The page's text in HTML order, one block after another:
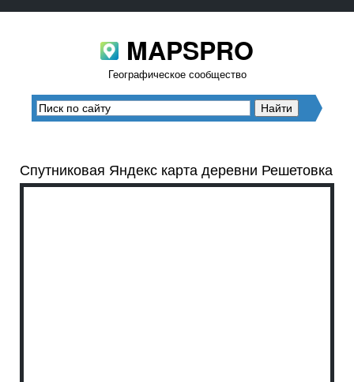
MAPSPRO
Географическое сообщество
Спутниковая Яндекс карта деревни Решетовка